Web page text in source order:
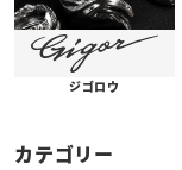
ジゴロウ
カテゴリー